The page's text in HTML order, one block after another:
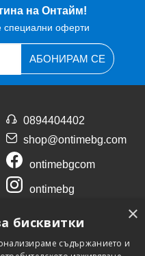
на Онтайм!
специални оферти
АБОНИРАМ СЕ
0894404402
shop@ontimebg.com
ontimebgcom
ontimebg
×
бисквитки
съдържанието и